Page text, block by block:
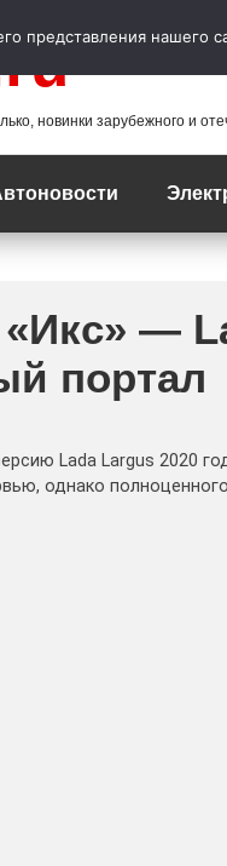
новинки зарубежного и
—
портал
Lada Largus 2020
однако
представления нашего